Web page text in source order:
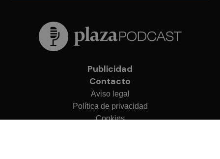
Publicidad
Contacto
Aviso legal
Política de privacidad
Cookies